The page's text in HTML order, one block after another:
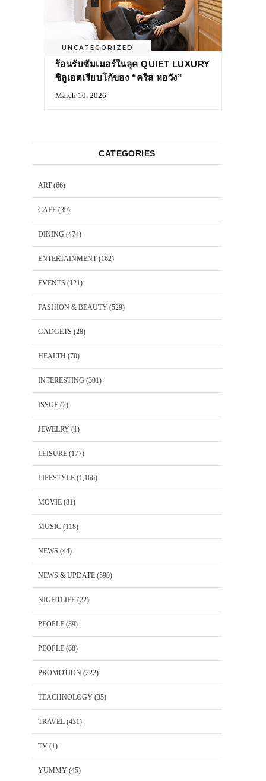
UNCATEGORIZED
ร้อนรับซัมเมอร์ในลุค QUIET LUXURY
ซิลูเอตเรียบโก้ของ “คริส หอวัง”
March 10, 2026
CATEGORIES
ART(66)
CAFE (39)
DINING (474)
ENTERTAINMENT(162)
EVENTS (121)
FASHION & BEAUTY (529)
GADGETS (28)
HEALTH (70)
INTERESTING (301)
ISSUE (2)
JEWELRY (1)
LEISURE (177)
LIFESTYLE (1,166)
MOVIE (81)
MUSIC (118)
NEWS (44)
NEWS & UPDATE (590)
NIGHTLIFE (22)
PEOPLE (39)
PEOPLE (88)
PROMOTION (222)
TEACHNOLOGY (35)
TRAVEL (431)
TV (1)
YUMMY (45)